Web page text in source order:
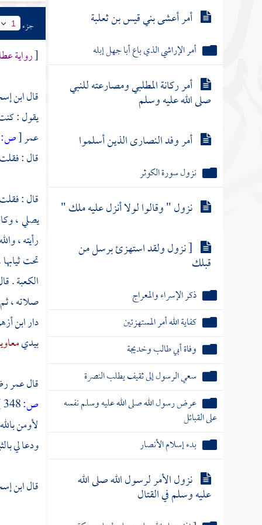
أمر أعشى بني قيس بن ثعلبة
أمر الإراشي الذي باع أبا جهل إبله
أمر ركانة المطلبي ومصارعته للنبي
صلى الله عليه وسلم
أمر وفد النصارى الذين أسلموا
نزول سورة الكوثر
نزول " وقالوا لولا أنزل عليه ملك "
[ نزول ولقد استهزئ برسل من
قبلك
ذكر الإسراء والمعراج
كفاية الله أمر المستهزئين
وفاة أبي طالب وخديجة
سعي الرسول إلى ثقيف يطلب النصرة
عرض رسول الله صلى الله عليه وسلم نفسه
على القبائل
بدء إسلام الأنصار
نزول الأمر لرسول الله صلى الله
عليه وسلم في القتال
جزء 1
[رواية
قالابن
يقول :
عمر[ص:
قال :
قال :
يصلي ،
رأيته ،
تحت
الكعبة.
صلاته ،
دار ابن
بيدي
قالعمر
ص:
لأومن
ودعا لي
قالابن